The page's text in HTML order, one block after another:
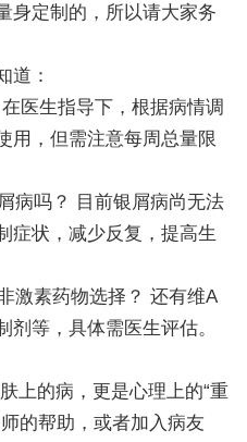
身定制的，所以请大家务
道：
医生指导下，根据病情调
用，但需注意每周总量限
病吗？ 目前银屑病尚无法
症状，减少反复，提高生
激素药物选择？ 还有维A
等，具体需医生评估。
上的病，更是心理上的“重
的帮助，或者加入病友